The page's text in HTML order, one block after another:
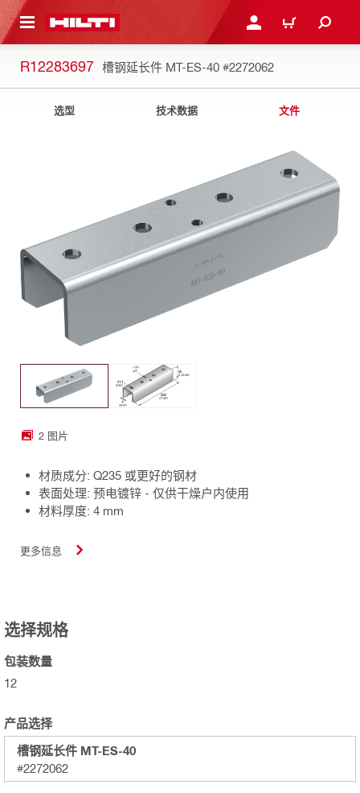
到主页 登录或注册购物车
R12283697 槽钢延长件 MT-ES-40 #2272062
选型 技术数据 文件
2 图片
材质成分: Q235 或更好的钢材
表面处理: 预电镀锌 - 仅供干燥户内使用
材料厚度: 4 mm
更多信息
选择规格
包装数量
12
产品选择
槽钢延长件 MT-ES-40
#2272062